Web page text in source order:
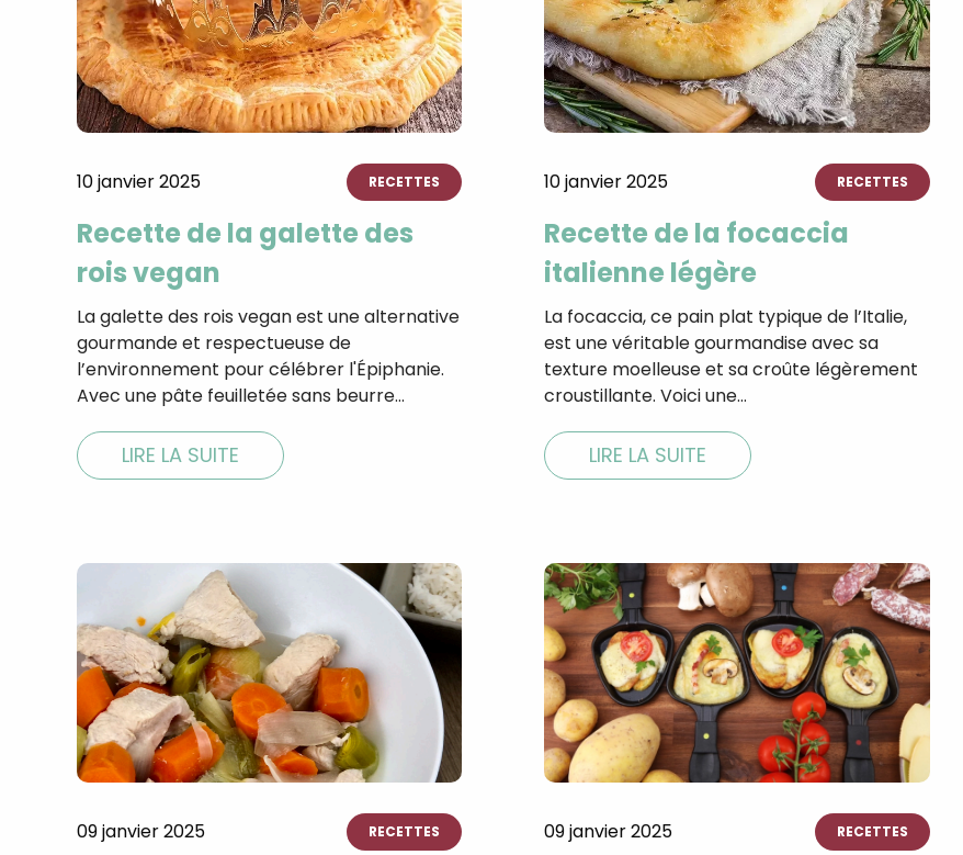
10 janvier 2025 RECETTES
Recette de la galette des
rois vegan
La galette des rois vegan est une alternative
gourmande et respectueuse de
l’environnement pour célébrer l'Épiphanie.
Avec une pâte feuilletée sans beurre…
LIRE LA SUITE
10 janvier 2025 RECETTES
Recette de la focaccia
italienne légère
La focaccia, ce pain plat typique de l’Italie,
est une véritable gourmandise avec sa
texture moelleuse et sa croûte légèrement
croustillante. Voici une…
LIRE LA SUITE
09 janvier 2025 RECETTES 09 janvier 2025 RECETTES